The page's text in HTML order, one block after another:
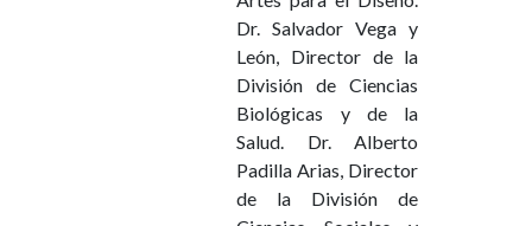
Dr. Salvador Vega y
León, Director de la
División de Ciencias
Biológicas y de la
Salud. Dr. Alberto
Padilla Arias, Director
de la División de